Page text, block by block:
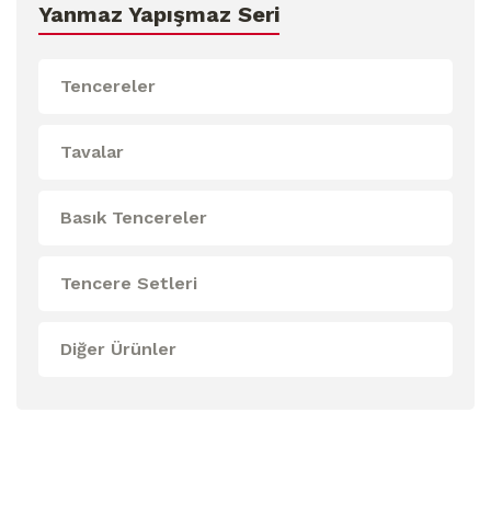
Yanmaz Yapışmaz Seri
Tencereler
Tavalar
Basık Tencereler
Tencere Setleri
Diğer Ürünler